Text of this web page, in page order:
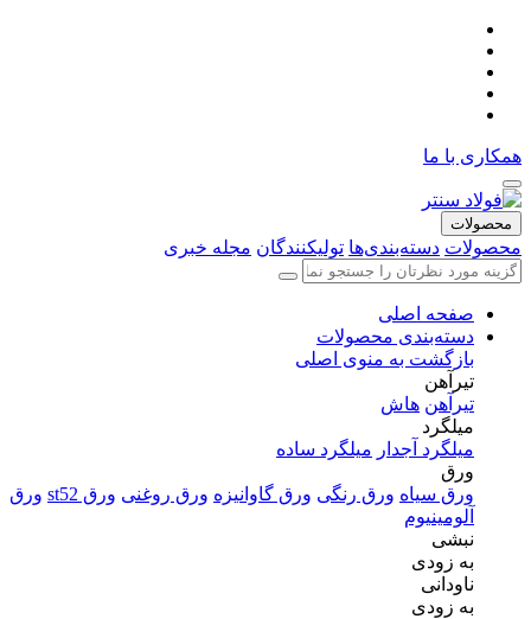
همکاری با ما
محصولات
محصولات دسته‌بندی‌ها تولیکنندگان مجله خبری
صفحه اصلی
دسته‌بندی محصولات
بازگشت به منوی اصلی
تیرآهن
تیرآهن هاش
میلگرد
میلگرد آجدار میلگرد ساده
ورق
ورق سیاه ورق رنگی ورق گاوانیزه ورق روغنی ورق st52
ورق
آلومینیوم
نبشی
به زودی
ناودانی
به زودی